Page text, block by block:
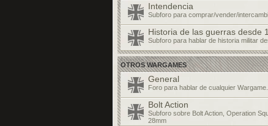
Intendencia
Subforo para comprar/vender/
Historia de las guerras desde
Subforo para hablar de historia militar
OTROS WARGAMES
General
Foro para hablar de cualquier Wargame.
Bolt Action
Subforo sobre Bolt Action, Operation
28mm